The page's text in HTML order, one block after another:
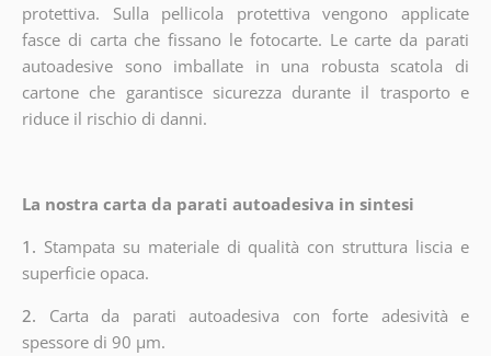
protettiva. Sulla pellicola protettiva vengono applicate
fasce di carta che fissano le fotocarte. Le carte da parati
autoadesive sono imballate in una robusta scatola di
cartone che garantisce sicurezza durante il trasporto e
riduce il rischio di danni.
La nostra carta da parati autoadesiva in sintesi
1. Stampata su materiale di qualità con struttura liscia e
superficie opaca.
2. Carta da parati autoadesiva con forte adesività e
spessore di 90 µm.